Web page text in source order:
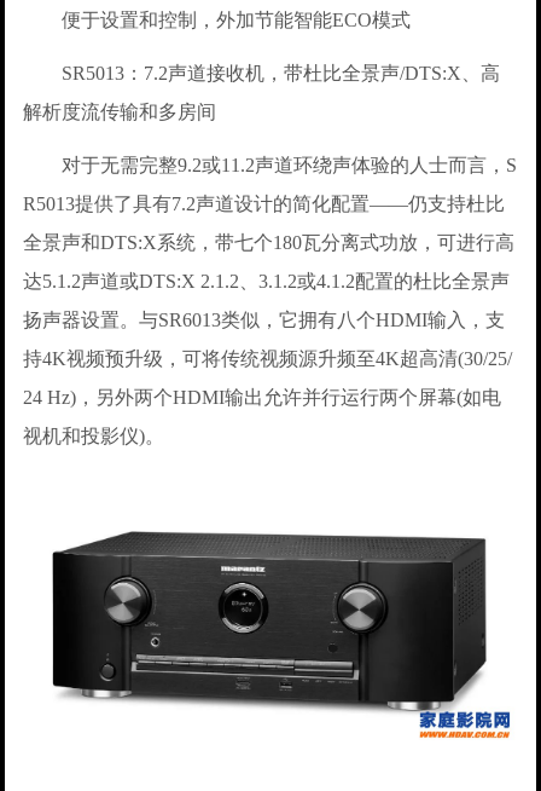
便于设置和控制，外加节能智能ECO模式
SR5013：7.2声道接收机，带杜比全景声/DTS:X、高
解析度流传输和多房间
对于无需完整9.2或11.2声道环绕声体验的人士而言，S
R5013提供了具有7.2声道设计的简化配置——仍支持杜比
全景声和DTS:X系统，带七个180瓦分离式功放，可进行高
达5.1.2声道或DTS:X 2.1.2、3.1.2或4.1.2配置的杜比全景声
扬声器设置。与SR6013类似，它拥有八个HDMI输入，支
持4K视频预升级，可将传统视频源升频至4K超高清(30/25/
24 Hz)，另外两个HDMI输出允许并行运行两个屏幕(如电
视机和投影仪)。